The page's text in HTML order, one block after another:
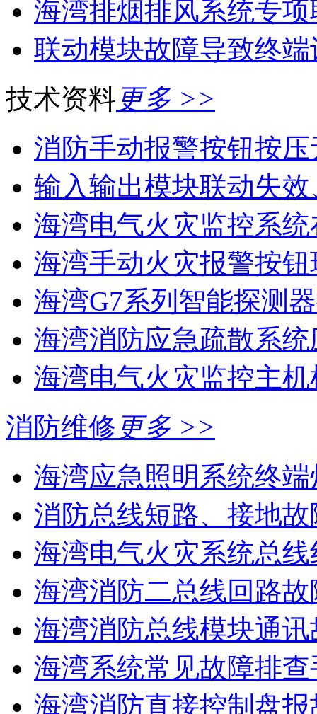
海湾排烟排风系统专
联动模块故障导致终
技术资料 更多 >>
消防手动报警按钮按
输入输出模块联动失
海湾电气火灾监控系统
海湾手动火灾报警按钮
海湾G7系列智能探测
海湾消防应急疏散系统
海湾电气火灾监控主
消防维修 更多 >>
海湾应急照明系统终端
消防总线短路、接地故
海湾电气火灾系统总线
海湾消防二总线回路故
海湾消防总线模块通讯
海湾系统常见故障排
海湾消防直接控制盘报